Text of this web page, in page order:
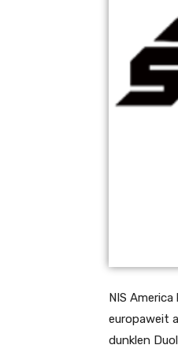
NIS
europaweit
dunklen